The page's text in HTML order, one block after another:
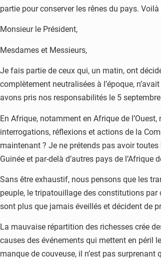
partie pour conserver les rênes du pays.
Monsieur le Président,
Mesdames et Messieurs,
Je fais partie de ceux qui, un matin, ont
complètement neutralisées à l’époque,
avons pris nos responsabilités le 5
En Afrique, notamment en Afrique de
interrogations, réflexions et actions de la
maintenant ? Je ne prétends pas avoir
Guinée et par-delà d’autres pays de l’Afrique
Sans être exhaustif, nous pensons que les
peuple, le tripatouillage des constitutions
sont plus que jamais éveillés et décident de
La mauvaise répartition des richesses crée
causes des événements qui mettent en péril
manque de couveuse, il n’est pas